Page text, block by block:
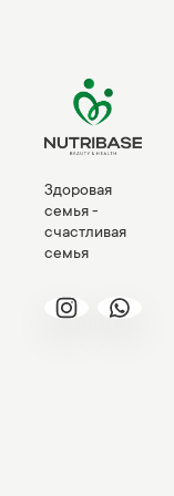
Здоровая
семья -
счастливая
семья